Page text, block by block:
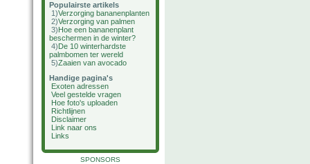
Populairste artikels
1)Verzorging bananenplanten
2)Verzorging van palmen
3)Hoe een bananenplant
beschermen in de winter?
4)De 10 winterhardste
palmbomen ter wereld
5)Zaaien van avocado
Handige pagina's
Exoten adressen
Veel gestelde vragen
Hoe foto's uploaden
Richtlijnen
Disclaimer
Link naar ons
Links
SPONSORS